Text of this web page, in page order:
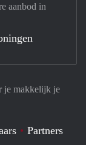
je makkelijk je
Partners
aanbod in